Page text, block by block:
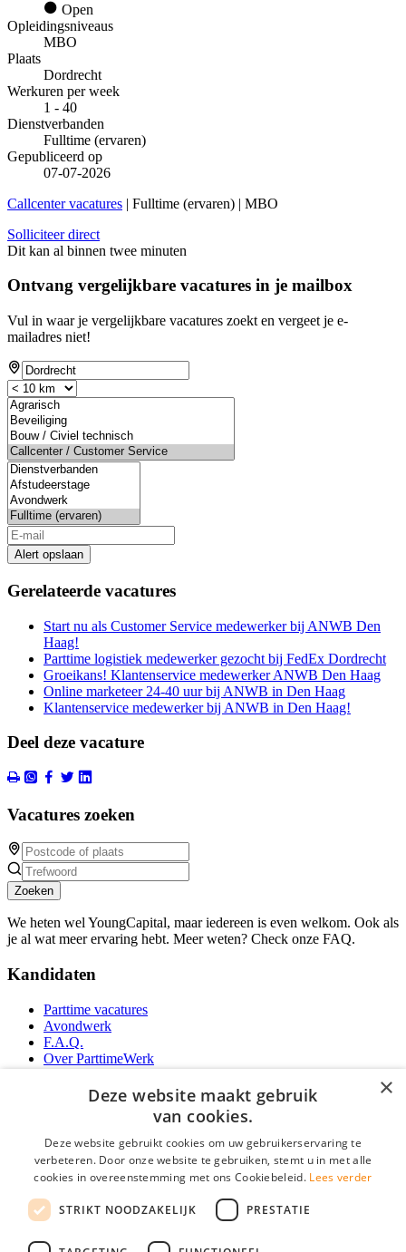
Open
Opleidingsniveaus
MBO
Plaats
Dordrecht
Werkuren per week
1 - 40
Dienstverbanden
Fulltime (ervaren)
Gepubliceerd op
07-07-2026
Callcenter vacatures | Fulltime (ervaren) | MBO
Solliciteer direct
Dit kan al binnen twee minuten
Ontvang vergelijkbare vacatures in je mailbox
Vul in waar je vergelijkbare vacatures zoekt en vergeet je e-
mailadres niet!
Alert opslaan
Gerelateerde vacatures
Start nu als Customer Service medewerker bij ANWB Den
Haag!
Parttime logistiek medewerker gezocht bij FedEx Dordrecht
Groeikans! Klantenservice medewerker ANWB Den Haag
Online marketeer 24-40 uur bij ANWB in Den Haag
Klantenservice medewerker bij ANWB in Den Haag!
Deel deze vacature
Vacatures zoeken
Zoeken
We heten wel YoungCapital, maar iedereen is even welkom. Ook als
je al wat meer ervaring hebt. Meer weten? Check onze FAQ.
Kandidaten
Parttime vacatures
Avondwerk
F.A.Q.
Over ParttimeWerk
YoungCapital Android App
Parttime personeel
Vacature aanmelden
Partners
Contact
×
Deze website maakt gebruik
van cookies.
Deze website gebruikt cookies om uw gebruikerservaring te
verbeteren. Door onze website te gebruiken, stemt u in met alle
cookies in overeenstemming met ons Cookiebeleid. Lees verder
STRIKT NOODZAKELIJK PRESTATIE